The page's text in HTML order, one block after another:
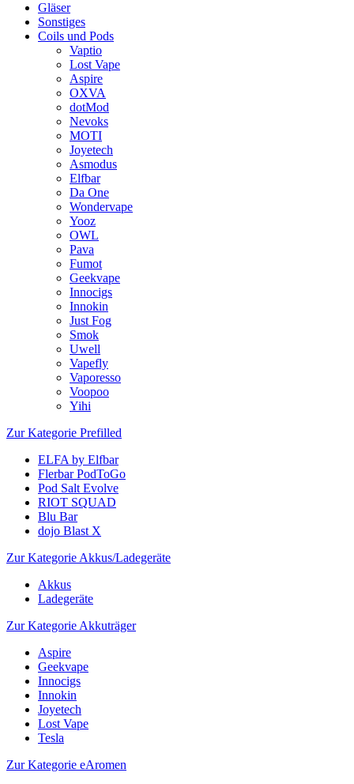
Gläser
Sonstiges
Coils und Pods
Vaptio
Lost Vape
Aspire
OXVA
dotMod
Nevoks
MOTI
Joyetech
Asmodus
Elfbar
Da One
Wondervape
Yooz
OWL
Pava
Fumot
Geekvape
Innocigs
Innokin
Just Fog
Smok
Uwell
Vapefly
Vaporesso
Voopoo
Yihi
Zur Kategorie Prefilled
ELFA by Elfbar
Flerbar PodToGo
Pod Salt Evolve
RIOT SQUAD
Blu Bar
dojo Blast X
Zur Kategorie Akkus/Ladegeräte
Akkus
Ladegeräte
Zur Kategorie Akkuträger
Aspire
Geekvape
Innocigs
Innokin
Joyetech
Lost Vape
Tesla
Zur Kategorie eAromen